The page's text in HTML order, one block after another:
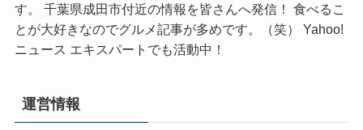
す。 千葉県成田市付近の情報を皆さんへ発信！ 食べるこ
とが大好きなのでグルメ記事が多めです。（笑） Yahoo!
ニュース エキスパートでも活動中！
運営情報